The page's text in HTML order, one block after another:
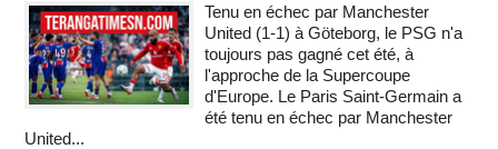
Tenu en échec par Manchester
United (1-1) à Göteborg, le PSG n'a
toujours pas gagné cet été, à
l'approche de la Supercoupe
d'Europe. Le Paris Saint-Germain a
été tenu en échec par Manchester
United...